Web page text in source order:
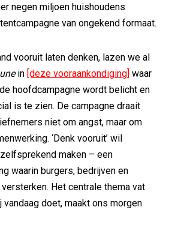
negen miljoen huishoudens
van ongekend formaat.
vooruit laten denken, lazen we al
in [deze vooraankondiging] waar
hoofdcampagne wordt belicht en
is te zien. De campagne draait
niet om angst, maar om
‘Denk vooruit’ wil
maken – een
waarin burgers, bedrijven en
Het centrale thema vat
vandaag doet, maakt ons morgen